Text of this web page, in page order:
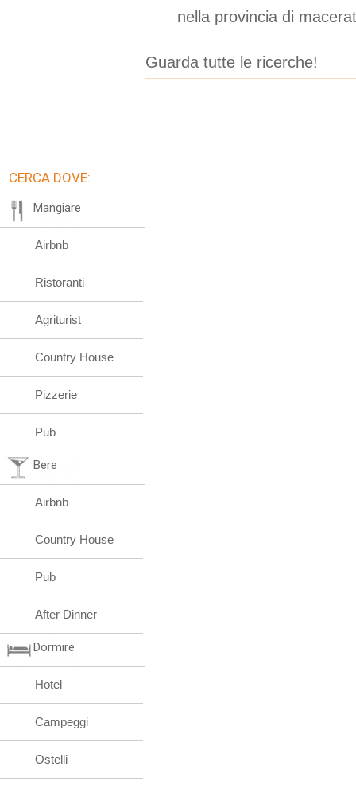
nella provincia di
Guarda tutte le ricerche!
CERCA DOVE:
Mangiare
Airbnb
Ristoranti
Agriturist
Country House
Pizzerie
Pub
Bere
Airbnb
Country House
Pub
After Dinner
Dormire
Hotel
Campeggi
Ostelli